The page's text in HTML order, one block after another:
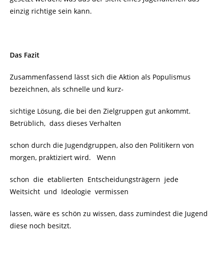
einzig richtige sein kann.
Das Fazit
Zusammenfassend lässt sich die Aktion als Populismus
bezeichnen, als schnelle und kurz-
sichtige Lösung, die bei den Zielgruppen gut ankommt.
Betrüblich, dass dieses Verhalten
schon durch die Jugendgruppen, also den Politikern von
morgen, praktiziert wird. Wenn
schon die etablierten Entscheidungsträgern jede
Weitsicht und Ideologie vermissen
lassen, wäre es schön zu wissen, dass zumindest die Jugend
diese noch besitzt.